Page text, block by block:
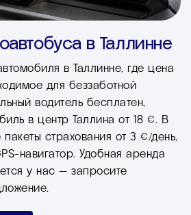
в Таллинне
в Таллинне, где цена
для беззаботной
водитель бесплатен,
в центр Таллина от 18 €. В
страхования от 3 €/день,
навигатор. Удобная аренда
у нас — запросите